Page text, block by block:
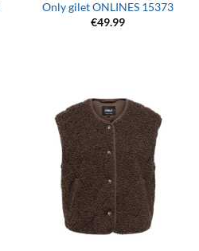
Only gilet ONLINES 15373
€49.99